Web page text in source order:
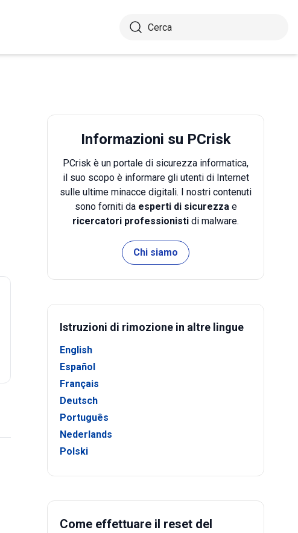
Informazioni su PCrisk
PCrisk è un portale di sicurezza informatica,
il suo scopo è informare gli utenti di Internet
sulle ultime minacce digitali. I nostri contenuti
sono forniti da esperti di sicurezzae
ricercatori professionisti di malware.
Chi siamo
Istruzioni di rimozione in altre lingue
English
Español
Français
Deutsch
Português
Nederlands
Polski
Come effettuare il reset del